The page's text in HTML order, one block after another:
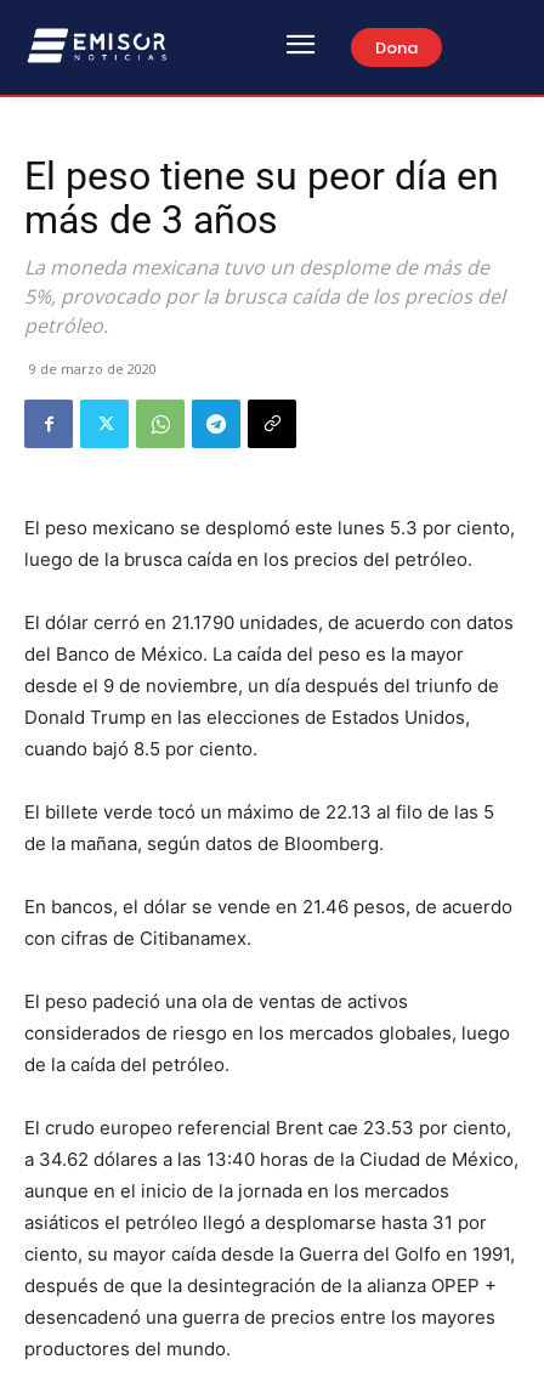
Dona
El peso tiene su peor día en
más de 3 años
La moneda mexicana tuvo un desplome de más de
5%, provocado por la brusca caída de los precios del
petróleo.
9 de marzo de 2020
El peso mexicano se desplomó este lunes 5.3 por ciento,
luego de la brusca caída en los precios del petróleo.
El dólar cerró en 21.1790 unidades, de acuerdo con datos
del Banco de México. La caída del peso es la mayor
desde el 9 de noviembre, un día después del triunfo de
Donald Trump en las elecciones de Estados Unidos,
cuando bajó 8.5 por ciento.
El billete verde tocó un máximo de 22.13 al filo de las 5
de la mañana, según datos de Bloomberg.
En bancos, el dólar se vende en 21.46 pesos, de acuerdo
con cifras de Citibanamex.
El peso padeció una ola de ventas de activos
considerados de riesgo en los mercados globales, luego
de la caída del petróleo.
El crudo europeo referencial Brent cae 23.53 por ciento,
a 34.62 dólares a las 13:40 horas de la Ciudad de México,
aunque en el inicio de la jornada en los mercados
asiáticos el petróleo llegó a desplomarse hasta 31 por
ciento, su mayor caída desde la Guerra del Golfo en 1991,
después de que la desintegración de la alianza OPEP +
desencadenó una guerra de precios entre los mayores
productores del mundo.